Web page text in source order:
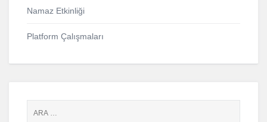
Namaz Etkinliği
Platform Çalışmaları